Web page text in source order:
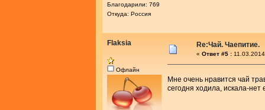
Благодарили: 769
Откуда: Россия
Flaksia
Офлайн
Re:Чай. Чаепитие.
« Ответ #5 :
Мне очень нравится чай
сегодня ходила, искала-